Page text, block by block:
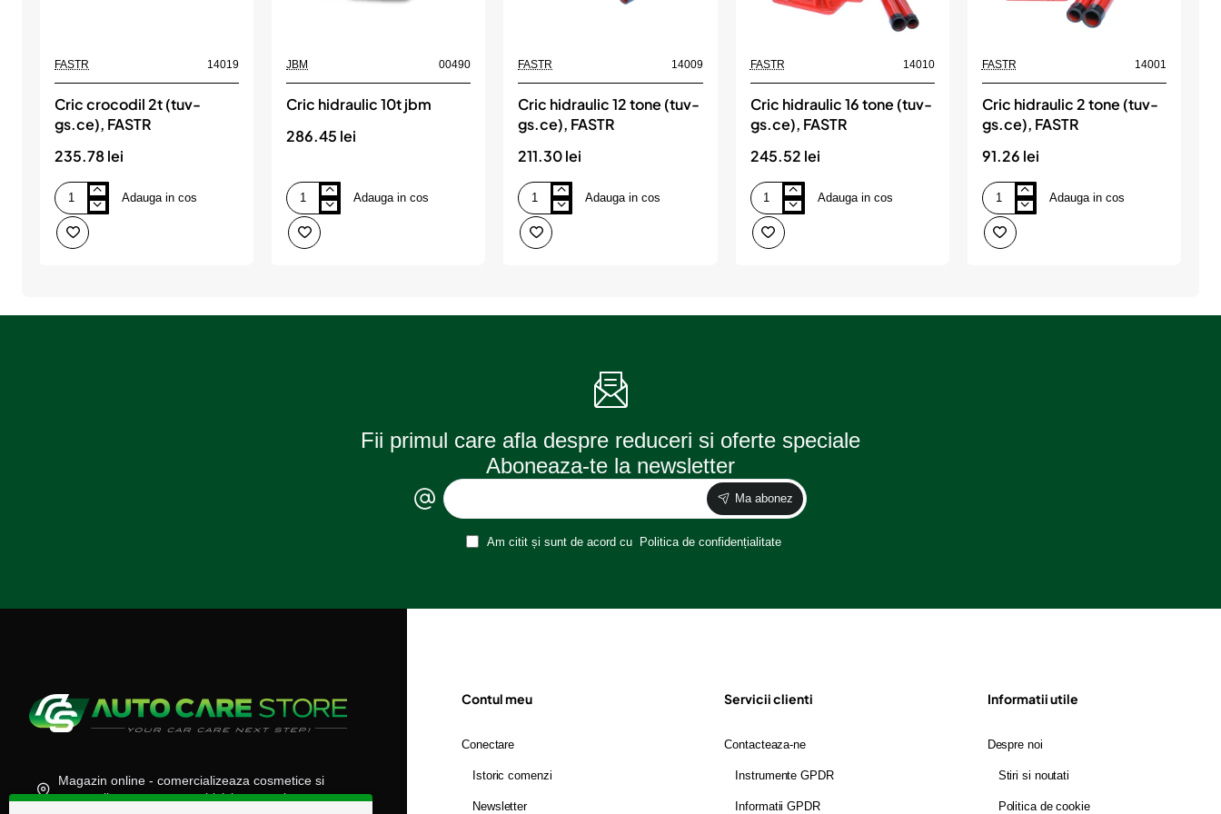
FASTR 14019
Cric crocodil 2t (tuv-
gs.ce), FASTR
235.78 lei
Cric
crocodil
2t
(tuv-
Adauga in cos
JBM 00490
Cric hidraulic 10t jbm
286.45 lei
Cric
hidraulic
10t
jbm
Adauga in cos
FASTR 14009
Cric hidraulic 12 tone (tuv-
gs.ce), FASTR
211.30 lei
Cric
hidraulic
12
tone
Adauga in cos
FASTR 14010
Cric hidraulic 16 tone (tuv-
gs.ce), FASTR
245.52 lei
Cric
hidraulic
16
tone
Adauga in cos
FASTR 14001
Cric hidraulic 2 tone (tuv-
gs.ce), FASTR
91.26 lei
Cric
hidraulic
2
tone
Adauga in cos
Fii primul care afla despre reduceri si oferte speciale
Aboneaza-te la newsletter
Ma abonez
Am citit și sunt de acord cu Politica de confidențialitate
Magazin online - comercializeaza cosmetice si
accesorii auto, moto, atv, biciclete, camioane
Contul meu
Conectare
Istoric comenzi
Newsletter
Servicii clienti
Contacteaza-ne
Instrumente GPDR
Informatii GPDR
Informatii utile
Despre noi
Stiri si noutati
Politica de cookie